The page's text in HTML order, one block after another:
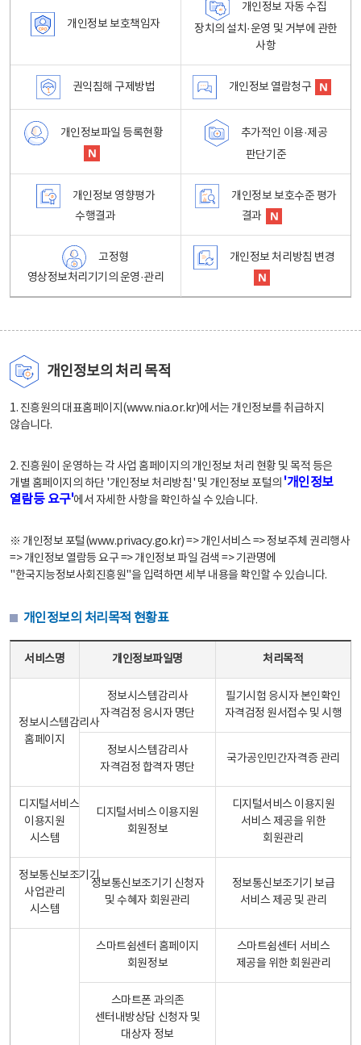
개인정보 보호책임자
개인정보 자동 수집
장치의 설치·운영 및 거부에 관한
사항
권익침해 구제방법 개인정보 열람청구
개인정보파일 등록현황
추가적인 이용·제공
판단기준
개인정보 영향평가
수행결과
개인정보 보호수준 평가
결과
고정형
영상정보처리기기의 운영·관리
개인정보 처리방침 변경
개인정보의 처리 목적
1. 진흥원의 대표홈페이지(www.nia.or.kr)에서는 개인정보를 취급하지
않습니다.
2. 진흥원이 운영하는 각 사업 홈페이지의 개인정보 처리 현황 및 목적 등은
개별 홈페이지의 하단 '개인정보 처리방침' 및 개인정보 포털의 '개인정보
열람등 요구'에서 자세한 사항을 확인하실 수 있습니다.
※ 개인정보 포털(www.privacy.go.kr) => 개인서비스 => 정보주체 권리행사
=> 개인정보 열람등 요구 => 개인정보 파일 검색 => 기관명에
"한국지능정보사회진흥원"을 입력하면 세부 내용을 확인할 수 있습니다.
개인정보의 처리목적 현황표
서비스명 개인정보파일명 처리목적
정보시스템감리사
홈페이지
정보시스템감리사
자격검정 응시자 명단
필기시험 응시자 본인확인
자격검정 원서접수 및 시행
정보시스템감리사
자격검정 합격자 명단
국가공인민간자격증 관리
디지털서비스
이용지원
시스템
디지털서비스 이용지원
회원정보
디지털서비스 이용지원
서비스 제공을 위한
회원관리
정보통신보조기기
사업관리
시스템
정보통신보조기기 신청자
및 수혜자 회원관리
정보통신보조기기 보급
서비스 제공 및 관리
스마트쉼센터 홈페이지
회원정보
스마트쉼센터 서비스
제공을 위한 회원관리
스마트폰 과의존
센터내방상담 신청자 및
대상자 정보